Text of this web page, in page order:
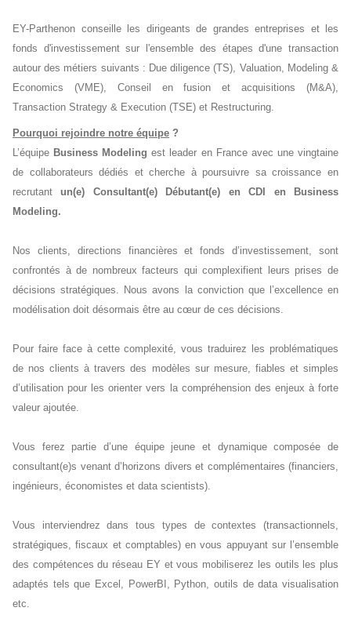
EY-Parthenon conseille les dirigeants de grandes entreprises et les
fonds d'investissement sur l'ensemble des étapes d'une transaction
autour des métiers suivants : Due diligence (TS), Valuation, Modeling &
Economics (VME), Conseil en fusion et acquisitions (M&A),
Transaction Strategy & Execution (TSE) et Restructuring.
Pourquoi rejoindre notre équipe ?
L’équipe Business Modeling est leader en France avec une vingtaine
de collaborateurs dédiés et cherche à poursuivre sa croissance en
recrutantun(e) Consultant(e) Débutant(e) en CDI en Business
Modeling.
Nos clients, directions financières et fonds d’investissement, sont
confrontés à de nombreux facteurs qui complexifient leurs prises de
décisions stratégiques. Nous avons la conviction que l’excellence en
modélisation doit désormais être au cœur de ces décisions.
Pour faire face à cette complexité, vous traduirez les problématiques
de nos clients à travers des modèles sur mesure, fiables et simples
d’utilisation pour les orienter vers la compréhension des enjeux à forte
valeur ajoutée.
Vous ferez partie d’une équipe jeune et dynamique composée de
consultant(e)s venant d’horizons divers et complémentaires (financiers,
ingénieurs, économistes et data scientists).
Vous interviendrez dans tous types de contextes (transactionnels,
stratégiques, fiscaux et comptables) en vous appuyant sur l’ensemble
des compétences du réseau EY et vous mobiliserez les outils les plus
adaptés tels que Excel, PowerBI, Python, outils de data visualisation
etc.